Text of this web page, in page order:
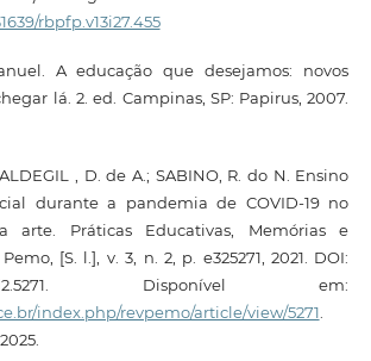
rbpfp.v13i27.455
A educação que desejamos: novos
lá. 2. ed. Campinas, SP: Papirus, 2007.
, D. de A.; SABINO, R. do N. Ensino
durante a pandemia de COVID-19 no
arte. Práticas Educativas, Memórias e
[S. l.], v. 3, n. 2, p. e325271, 2021. DOI:
Disponível em:
index.php/revpemo/article/view/5271